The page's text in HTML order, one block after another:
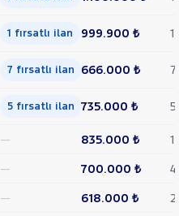
1 fırsatlı ilan 999.900 ₺ 1
7 fırsatlı ilan 666.000 ₺ 7
5 fırsatlı ilan 735.000 ₺ 5
— 835.000 ₺
1
— 700.000 ₺
4
— 618.000 ₺
2